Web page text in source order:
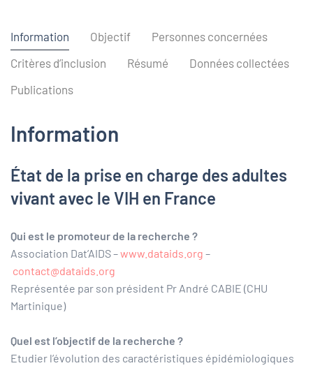
Information Objectif
Personnes concernées
Critères d’inclusion
Résumé
Données collectées
Publications
Information
État de la prise en charge des adultes
vivant avec le VIH en France
Qui est le promoteur de la recherche ?
Association Dat’AIDS –www.dataids.org –
contact@dataids.org
Représentée par son président Pr André CABIE (CHU
Martinique)
Quel est l’objectif de la recherche ?
Etudier l’évolution des caractéristiques épidémiologiques